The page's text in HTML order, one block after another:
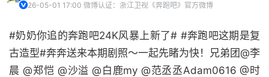
26-05-01 17:00 微博认证：浙江卫视《奔跑吧》官方微博
#奶奶你追的奔跑吧24K风暴上新了# #奔跑吧这期是复
古造型#奔奔送来本期剧照～一起先睹为快！兄弟团@李
晨 @郑恺 @沙溢 @白鹿my @范丞丞Adam0616 @时